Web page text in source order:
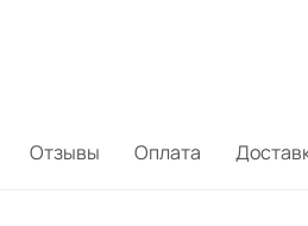
Отзывы Оплата